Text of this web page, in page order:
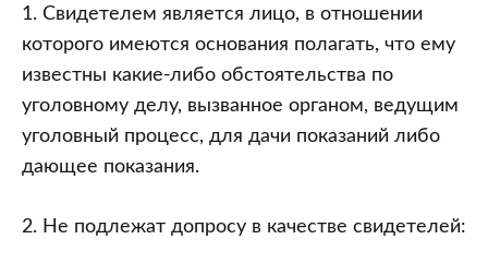
–
64
УПК
РБ.
Постатейный
комментарий
Уголовно-
1. Свидетелем является лицо, в отношении
которого имеются основания полагать, что ему
известны какие-либо обстоятельства по
уголовному делу, вызванное органом, ведущим
уголовный процесс, для дачи показаний либо
дающее показания.
2. Не подлежат допросу в качестве свидетелей: